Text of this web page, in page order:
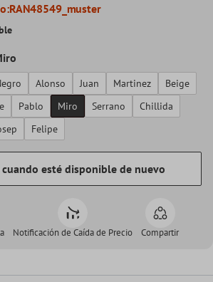
RAN48549_muster
Alonso Juan Martinez
Beige
Pablo Miro Serrano
Chillida
Felipe
cuando esté disponible de nuevo
Notificación de Caída de Precio Compartir